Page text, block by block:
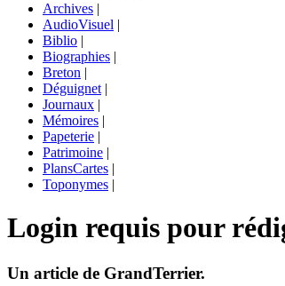
Archives |
AudioVisuel |
Biblio |
Biographies |
Breton |
Déguignet |
Journaux |
Mémoires |
Papeterie |
Patrimoine |
PlansCartes |
Toponymes |
Login requis pour
Un article de GrandTerrier.